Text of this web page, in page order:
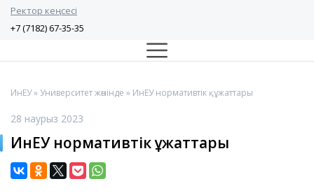
Ректор кеңсесі
+7 (7182) 67-35-35
ИнЕУ» Университет жөнінде » ИнЕУ нормативтік құжаттары
28 наурыз 2023
ИнЕУ нормативтік құжаттары